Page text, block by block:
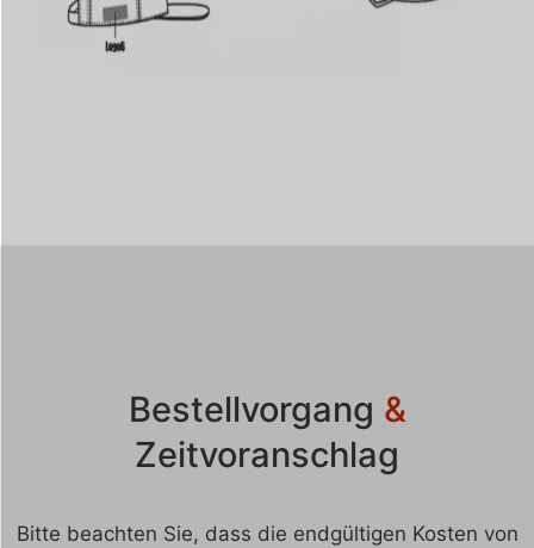
Bestellvorgang &
Zeitvoranschlag
Bitte beachten Sie, dass die endgültigen Kosten von